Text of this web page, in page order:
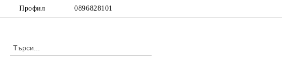
Профил 0896828101